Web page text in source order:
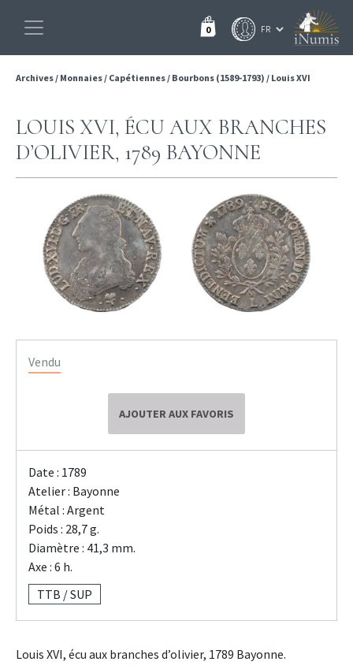
0
Archives/ Monnaies/ Capétiennes/ Bourbons (1589-1793) / Louis XVI
LOUIS XVI, ÉCU AUX BRANCHES
D’OLIVIER, 1789 BAYONNE
Vendu
AJOUTER AUX FAVORIS
Date : 1789
Atelier : Bayonne
Métal : Argent
Poids : 28,7 g.
Diamètre : 41,3 mm.
Axe : 6 h.
TTB / SUP
Louis XVI, écu aux branches d’olivier, 1789 Bayonne.